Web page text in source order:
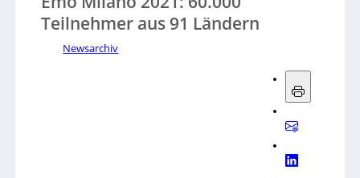
Teilnehmer aus 91 Ländern
Newsarchiv